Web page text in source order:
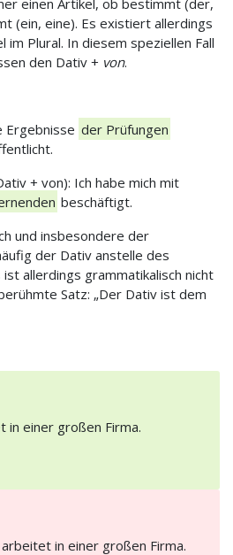
(ein, eine). Es existiert allerdings
Plural. In diesem speziellen Fall
den Dativ + von.
Ergebnisse der Prüfungen
+ von): Ich habe mich mit
beschäftigt.
und insbesondere der
der Dativ anstelle des
allerdings grammatikalisch nicht
Satz: „Der Dativ ist dem
in einer großen Firma.
in einer großen Firma.